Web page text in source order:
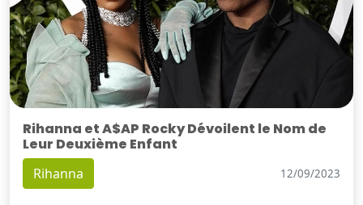
Rihanna et A$AP Rocky Dévoilent le Nom de
Leur Deuxième Enfant
Rihanna 12/09/2023